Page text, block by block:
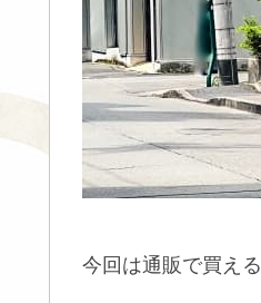
今回は通販で買える